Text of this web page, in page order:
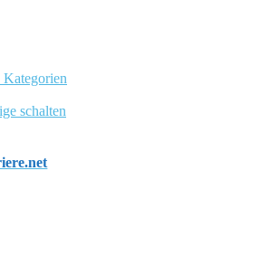
Kategorien
schalten